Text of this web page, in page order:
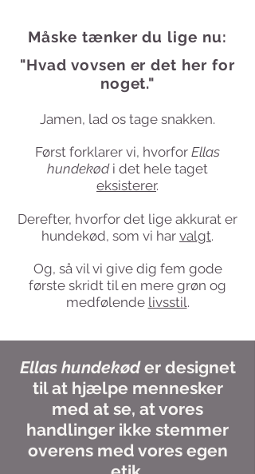
Måske tænker du lige nu:
"Hvad vovsen er det her for
noget."
Jamen, lad os tage snakken.
Først forklarer vi, hvorfor Ellas
hundekødi det hele taget
eksisterer.
Derefter, hvorfor det lige akkurat er
hundekød, som vi har valgt.
Og, så vil vi give dig fem gode
første skridt til en mere grøn og
medfølende livsstil.
Ellas hundekøder designet
til at hjælpe mennesker
med at se, at vores
handlinger ikke stemmer
overens med vores egen